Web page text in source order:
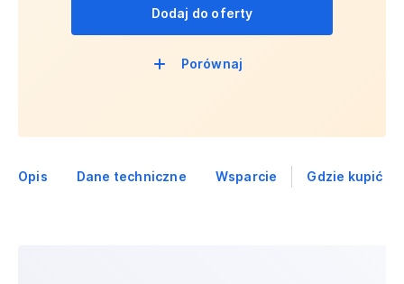
Dodaj do oferty
Porównaj
Opis Dane techniczne Wsparcie Gdzie kupić